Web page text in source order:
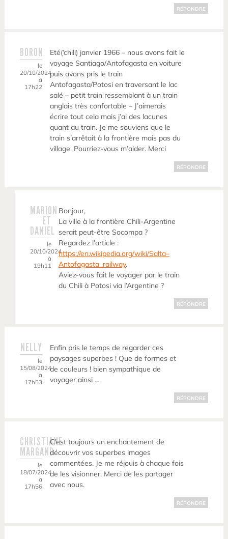
RÉPONDRE
BORON
le
20/10/2024
à
17h22
Eté(‘chili) janvier 1966 – nous avons fait le
voyage Santiago/Antofagasta en voiture
puis avons pris le train
Antofagasta/Potosi en traversant le lac
salé – petit train ressemblant à un train
anglais très confortable – J’aimerais
écrire tout cela mais j’ai des lacunes
quant au train. Je me souviens que le
train s’arrêtait à la frontière mais pas du
village. Pourriez-vous m’aider. Merci
RÉPONDRE
MARION
ET
DANIEL
le
20/10/2024
à
19h11
Bonjour,
La ville à la frontière Chili-Argentine
serait peut-être Socompa ?
Regardez l’article :
https://en.wikipedia.org/wiki/Salta–
Antofagasta_railway.
Aviez-vous fait le voyager par le train
du Chili à Potosi via l’Argentine ?
RÉPONDRE
NELLY
le
15/08/2024
à
17h53
Enfin pris le temps de regarder ces
paysages superbes ! Que de formes et
de couleurs ! bien sympathique de
voyager ainsi …
RÉPONDRE
CHRISTIANE
MARGAND
le
18/07/2024
à
17h56
C’est toujours un enchantement de
découvrir vos superbes images
commentées. Je me réjouis à chaque fois
de les visionner. Merci de les partager
avec nous.
RÉPONDRE